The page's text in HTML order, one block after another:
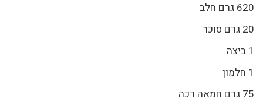
620 גרם חלב
20 גרם סוכר
1 ביצה
1 חלמון
75 גרם חמאה רכה